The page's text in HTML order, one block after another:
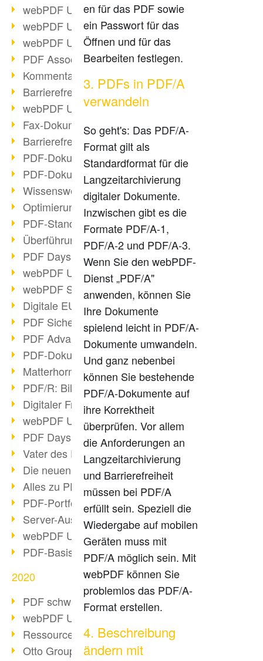
webPDF Update 8.0.0.2376
webPDF Update 8.0.0.2374
webPDF Update 8.0.0.2372
PDF Association 2021 Entwicklungen
Kommentare im PDF einfügen
Barrierefreie PDF-Dokumente (3/3)
webPDF Update 8.0.0.2338
Fax-Dokumente in Workflow
Barrierefreie PDF-Dokumente (2/3)
PDF-Dokumente mit OCR optimieren
PDF-Dokumente barrierefrei?
Wissenswertes über E-Signatur
Optimierung des PDF-Formats
PDF-Standards im Überblick
Überführung PDF/A in Archivsystem
PDF Days Europe 2021
webPDF Update 8.0.0.2282
webPDF Statistik-Auswertungen
Digitale EU COVID-Zertifikate
PDF Sicherheitseinstellungen
PDF Advanced Electronic Signature
PDF-Dokumente neu organisieren
Matterhorn Protokoll 1.1 verfügbar
PDF/R: Bildformat der Zukunft
Digitaler Freigabeprozess
webPDF Update 8.0.0.2255
PDF Days Europe 2021
Vater des PDF gestorben
Die neuen PDF Standards 2020
Alles zu PDF/A-4
PDF-Portfolio erstellen
Server-Auslastung Status-Seite
webPDF Update 8.0.0.2229
PDF-Basisdatenpflege mit webPDF
2020
PDF schwärzen & bereinigen
webPDF Update 8.0.0.2193
Ressourcen für Entwickler
Otto Group Recruiting
en für das PDF sowie
ein Passwort für das
Öffnen und für das
Bearbeiten festlegen.
3. PDFs in PDF/A
verwandeln
So geht's: Das PDF/A-
Format gilt als
Standardformat für die
Langzeitarchivierung
digitaler Dokumente.
Inzwischen gibt es die
Formate PDF/A-1,
PDF/A-2 und PDF/A-3.
Wenn Sie den webPDF-
Dienst „PDF/A"
anwenden, können Sie
Ihre Dokumente
spielend leicht in PDF/A-
Dokumente umwandeln.
Und ganz nebenbei
können Sie bestehende
PDF/A-Dokumente auf
ihre Korrektheit
überprüfen. Vor allem
die Anforderungen an
Langzeitarchivierung
und Barrierefreiheit
müssen bei PDF/A
erfüllt sein. Speziell die
Wiedergabe auf mobilen
Geräten muss mit
PDF/A möglich sein. Mit
webPDF können Sie
problemlos das PDF/A-
Format erstellen.
4. Beschreibung
ändern mit